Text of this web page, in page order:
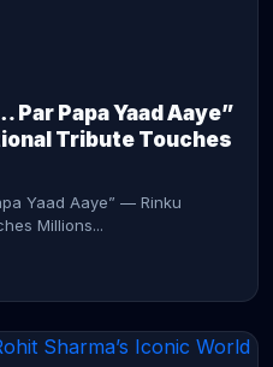
Par Papa Yaad Aaye”
Tribute Touches
Yaad Aaye” — Rinku
Millions...